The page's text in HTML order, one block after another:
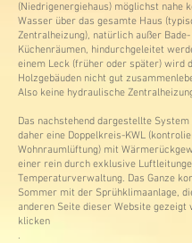
(Niedrigenergiehaus) möglichst nahe
Wasser über das gesamte Haus
Zentralheizung), natürlich außer Bade-
Küchenräumen, hindurchgeleitet
einem Leck (früher oder später) wird
Holzgebäuden nicht gut
Also keine hydraulische
Das nachstehend dargestellte
daher eine Doppelkreis-KWL
Wohnraumlüftung) mit
einer rein durch exklusive
Temperaturverwaltung. Das Ganze
Sommer mit der Sprühklimaanlage,
anderen Seite dieser Website gezeigt
klicken
.